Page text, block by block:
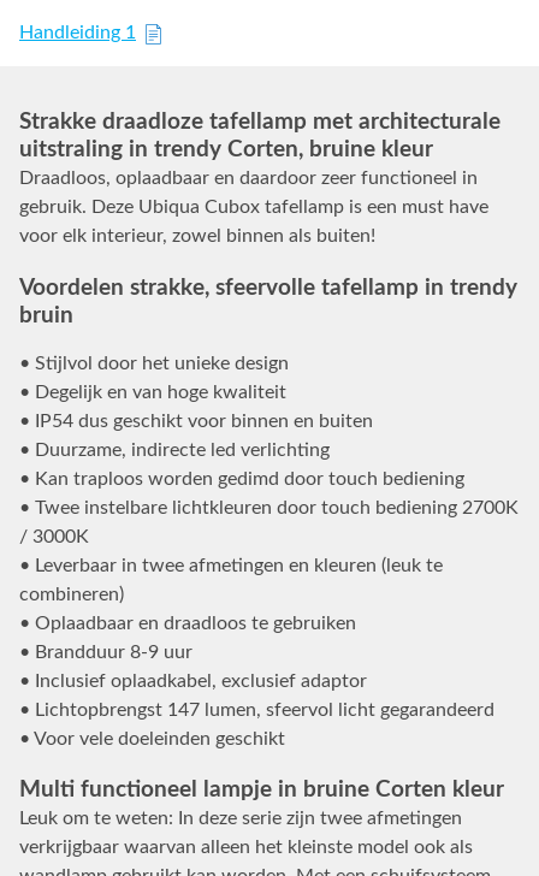
Handleiding 1
Strakke draadloze tafellamp met architecturale
uitstraling in trendy Corten, bruine kleur
Draadloos, oplaadbaar en daardoor zeer functioneel in
gebruik. Deze Ubiqua Cubox tafellamp is een must have
voor elk interieur, zowel binnen als buiten!
Voordelen strakke, sfeervolle tafellamp in trendy
bruin
• Stijlvol door het unieke design
• Degelijk en van hoge kwaliteit
• IP54 dus geschikt voor binnen en buiten
• Duurzame, indirecte led verlichting
• Kan traploos worden gedimd door touch bediening
• Twee instelbare lichtkleuren door touch bediening 2700K
/ 3000K
• Leverbaar in twee afmetingen en kleuren (leuk te
combineren)
• Oplaadbaar en draadloos te gebruiken
• Brandduur 8-9 uur
• Inclusief oplaadkabel, exclusief adaptor
• Lichtopbrengst 147 lumen, sfeervol licht gegarandeerd
• Voor vele doeleinden geschikt
Multi functioneel lampje in bruine Corten kleur
Leuk om te weten: In deze serie zijn twee afmetingen
verkrijgbaar waarvan alleen het kleinste model ook als